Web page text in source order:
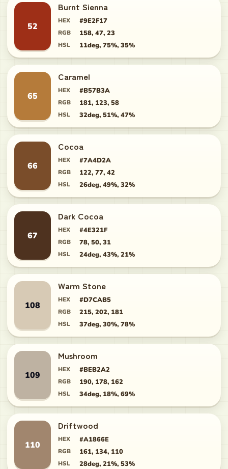
52
Burnt Sienna
HEX #9E2F17
RGB 158, 47, 23
HSL 11deg, 75%, 35%
65
Caramel
HEX #B57B3A
RGB 181, 123, 58
HSL 32deg, 51%, 47%
66
Cocoa
HEX #7A4D2A
RGB 122, 77, 42
HSL 26deg, 49%, 32%
67
Dark Cocoa
HEX #4E321F
RGB 78, 50, 31
HSL 24deg, 43%, 21%
108
Warm Stone
HEX #D7CAB5
RGB 215, 202, 181
HSL 37deg, 30%, 78%
109
Mushroom
HEX #BEB2A2
RGB 190, 178, 162
HSL 34deg, 18%, 69%
110
Driftwood
HEX #A1866E
RGB 161, 134, 110
HSL 28deg, 21%, 53%